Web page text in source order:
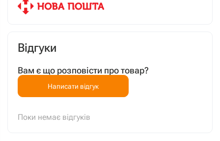
Відгуки
Вам є що розповісти про товар?
Написати відгук
Поки немає відгуків